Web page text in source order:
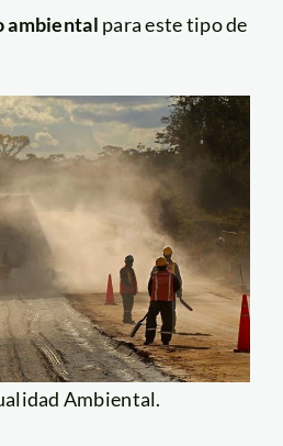
ambiental para este tipo de
Ambiental.